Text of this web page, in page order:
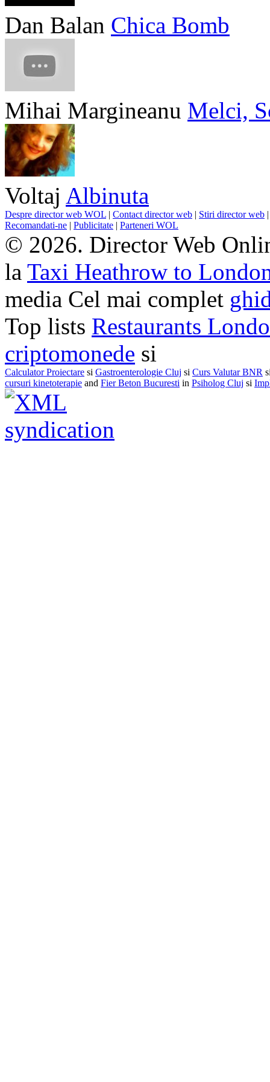
Dan Balan Chica Bomb
Mihai Margineanu Melci,
Voltaj Albinuta
Despre director web WOL | Contact director web | Stiri director web
Recomandati-ne | Publicitate | Parteneri WOL
© 2026. Director Web
la Taxi Heathrow to
media Cel mai complet
Top lists Restaurants
criptomonede si
Calculator Proiectare si Gastroenterologie Cluj si Curs Valutar BNR
cursuri kinetoterapie and Fier Beton Bucuresti in Psiholog Cluj si